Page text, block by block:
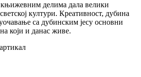
књижевним делима дала велики
култури. Креативност, дубина
са дубинским јесу основни
који и данас живе.